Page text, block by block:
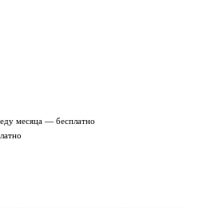
месяца — бесплатно